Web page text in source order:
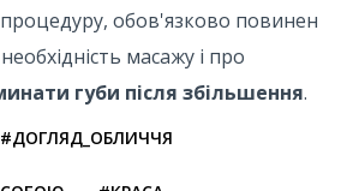
обов'язково повинен
масажу і про
губи після збільшення.
#ДОГЛЯД_ОБЛИЧЧЯ